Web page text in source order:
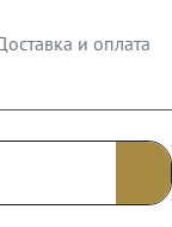
и оплата